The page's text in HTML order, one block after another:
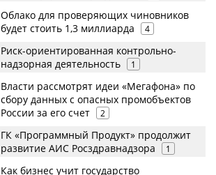
Облако для проверяющих чиновников
будет стоить 1,3 миллиарда
4
Риск-ориентированная контрольно-
надзорная деятельность
1
Власти рассмотрят идеи «Мегафона» по
сбору данных с опасных промобъектов
России за его счет
2
ГК «Программный Продукт» продолжит
развитие АИС Росздравнадзора
1
Как бизнес учит государство